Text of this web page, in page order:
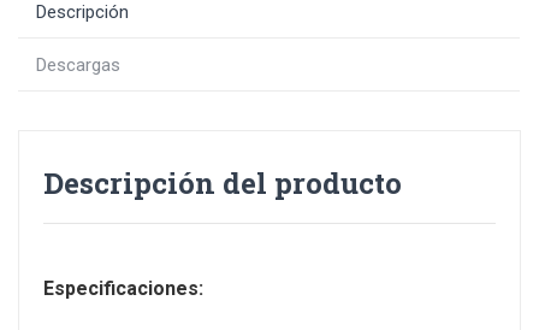
Descripción
Descargas
Descripción del producto
Especificaciones: